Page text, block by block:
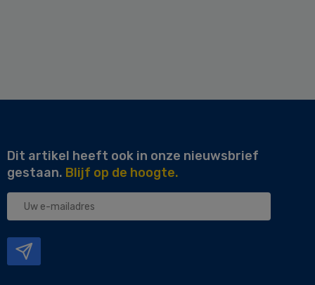
Dit artikel heeft ook in onze nieuwsbrief
gestaan. Blijf op de hoogte.
Uw